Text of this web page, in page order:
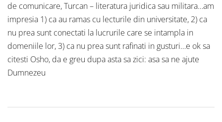
de comunicare, Turcan – literatura juridica sau militara…am
impresia 1) ca au ramas cu lecturile din universitate, 2) ca
nu prea sunt conectati la lucrurile care se intampla in
domeniile lor, 3) ca nu prea sunt rafinati in gusturi…e ok sa
citesti Osho, da e greu dupa asta sa zici: asa sa ne ajute
Dumnezeu